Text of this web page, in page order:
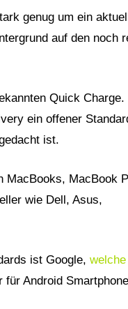
genug um ein
auf den noch
Quick Charge.
ein offener
ist.
MacBooks, MacBook
wie Dell, Asus,
ist Google, welche
für Android